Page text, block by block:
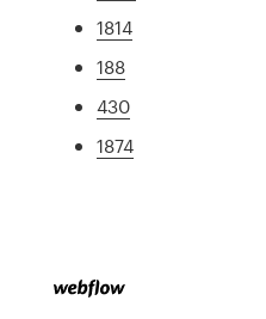
1814
188
430
1874